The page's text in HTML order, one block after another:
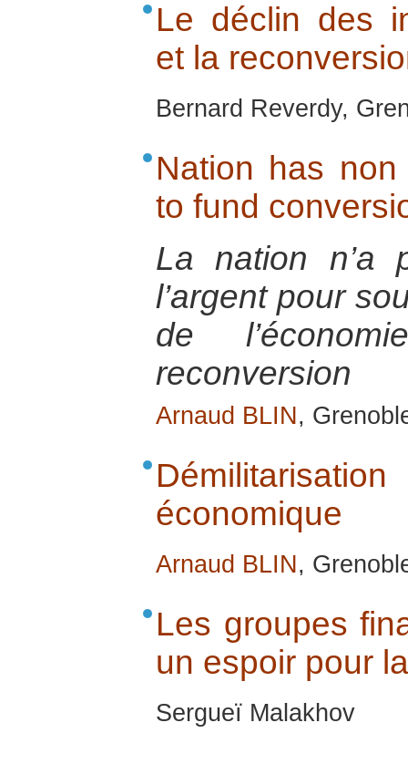
Le déclin des
et la
Bernard Reverdy,
Nation has
to fund
La nation n’a
l’argent pour
de
reconversion
Arnaud BLIN,
économique
Arnaud BLIN,
Les groupes
un espoir pour
Sergueï Malakhov